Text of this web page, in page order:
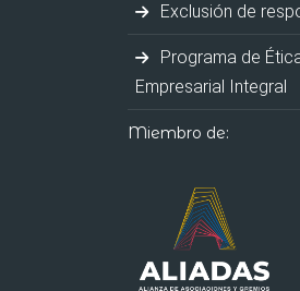
Exclusión de
Programa de
Empresarial Integral
Miembro de: